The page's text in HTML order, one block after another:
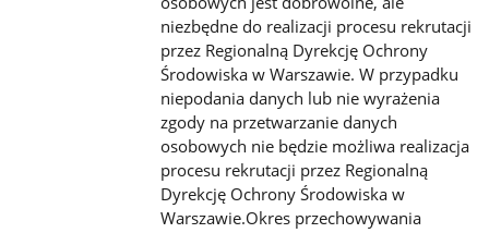
niezbędne do realizacji procesu rekrutacji
przez Regionalną Dyrekcję Ochrony
Środowiska w Warszawie. W przypadku
niepodania danych lub nie wyrażenia
zgody na przetwarzanie danych
osobowych nie będzie możliwa realizacja
procesu rekrutacji przez Regionalną
Dyrekcję Ochrony Środowiska w
Warszawie.Okres przechowywania